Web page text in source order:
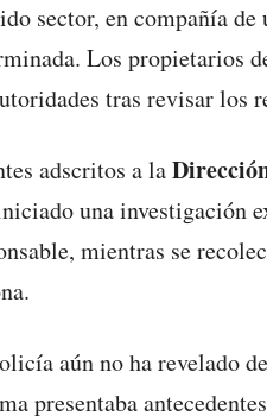
sector, en compañía
Los propietarios
tras revisar los
adscritos a la
una investigación
mientras se
aún no ha revelado
presentaba